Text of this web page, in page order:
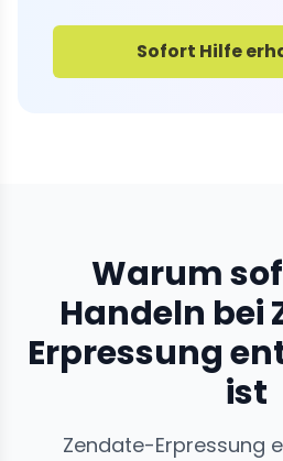
Sofort Hilfe
Warum
Handeln bei
Erpressung
ist
Zendate-Erpressung